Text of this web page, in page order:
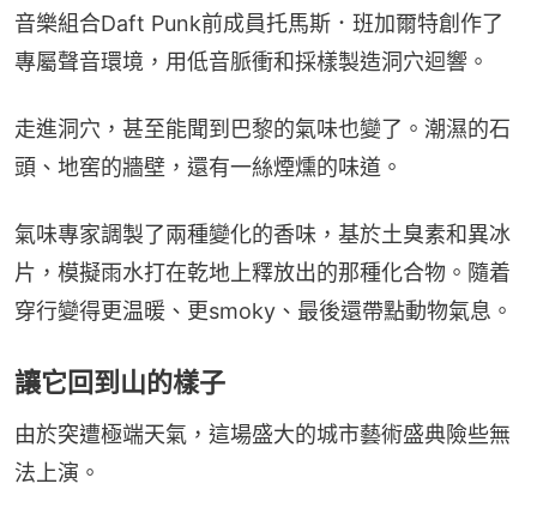
音樂組合Daft Punk前成員托馬斯．班加爾特創作了
專屬聲音環境，用低音脈衝和採樣製造洞穴迴響。
走進洞穴，甚至能聞到巴黎的氣味也變了。潮濕的石
頭、地窖的牆壁，還有一絲煙燻的味道。
氣味專家調製了兩種變化的香味，基於土臭素和異冰
片，模擬雨水打在乾地上釋放出的那種化合物。隨着
穿行變得更温暖、更smoky、最後還帶點動物氣息。
讓它回到山的樣子
由於突遭極端天氣，這場盛大的城市藝術盛典險些無
法上演。